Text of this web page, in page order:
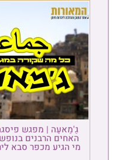
| מפגש פיסגה בתל אביב,
הרבנים בנופש אצל האבא,
הגיע מכפר סבא לירושלים, ועוד